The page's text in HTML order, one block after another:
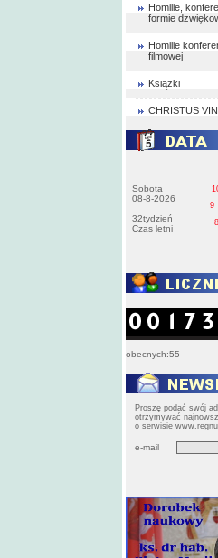
Homilie,
formie
Homilie
filmowej
Książki
CHRISTUS
Sobota
08-8-2026
32tydzień
Czas letni
8
9
obecnych:55
Proszę podać swój
otrzymywać
o serwisie
e-mail